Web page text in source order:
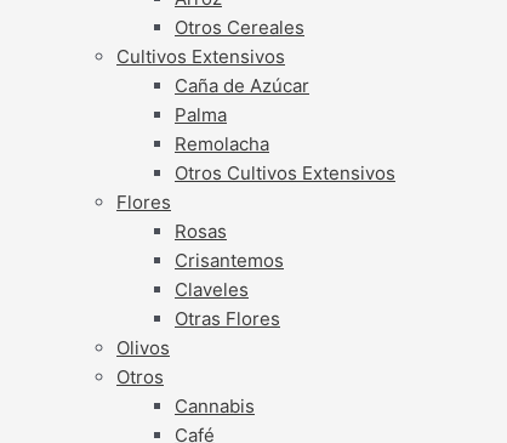
Otros Cereales
Cultivos Extensivos
Caña de Azúcar
Palma
Remolacha
Otros Cultivos Extensivos
Flores
Rosas
Crisantemos
Claveles
Otras Flores
Olivos
Otros
Cannabis
Café